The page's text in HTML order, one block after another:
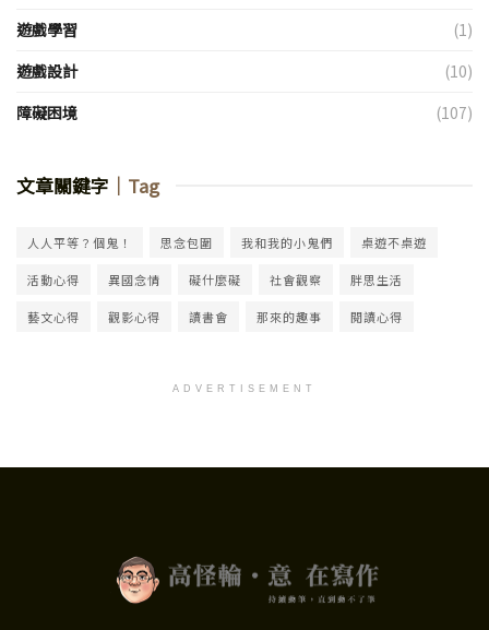
遊戲學習
(1)
遊戲設計
(10)
障礙困境
(107)
文章關鍵字 ｜Tag
人人平等？個鬼！ 思念包圍 我和我的小鬼們 桌遊不桌遊
活動心得 異國念情 礙什麼礙 社會觀察 胖思生活
藝文心得 觀影心得 讀書會 那來的趣事 閱讀心得
ADVERTISEMENT